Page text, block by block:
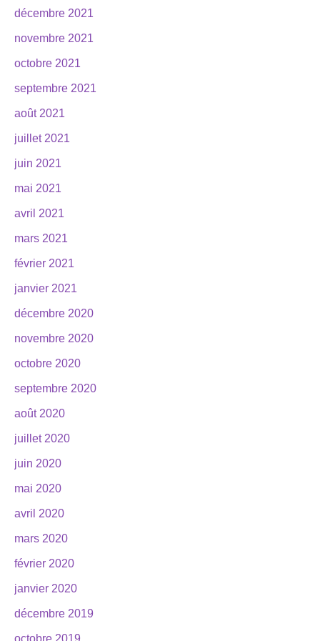
décembre 2021
novembre 2021
octobre 2021
septembre 2021
août 2021
juillet 2021
juin 2021
mai 2021
avril 2021
mars 2021
février 2021
janvier 2021
décembre 2020
novembre 2020
octobre 2020
septembre 2020
août 2020
juillet 2020
juin 2020
mai 2020
avril 2020
mars 2020
février 2020
janvier 2020
décembre 2019